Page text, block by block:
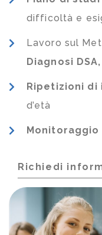
difficoltà e
Lavoro sul
Diagnosi
Ripetizioni di
d’età
Richiedi